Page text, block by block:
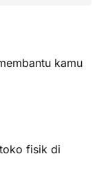
kamu
fisik di